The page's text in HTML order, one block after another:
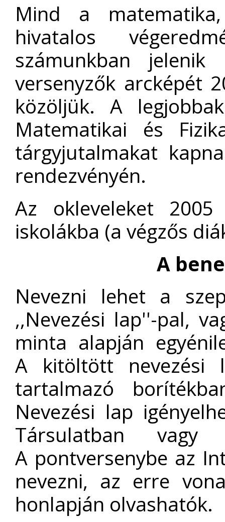
Mind a
hivatalos
számunkban jelenik
versenyzők arcképét
közöljük. A
Matematikai és
tárgyjutalmakat
rendezvényén.
Az okleveleket
iskolákba (a végzős
A
Nevezni lehet a
,,Nevezési lap''-pal,
minta alapján
A kitöltött nevezési
tartalmazó
Nevezési lap
Társulatban vagy
A pontversenybe az
nevezni, az erre
honlapján olvashatók.